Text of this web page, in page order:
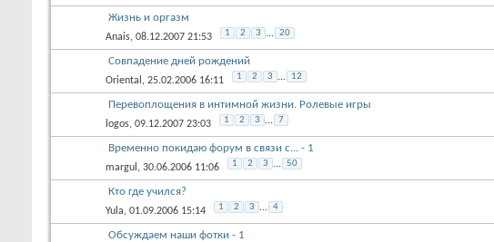
Жизнь и оргазм
Anais, 08.12.2007 21:53 1 2 3 ... 20
Совпадение дней рождений
Oriental , 25.02.2006 16:11 1 2 3 ... 12
Перевоплощения в интимной жизни. Ролевые игры
logos, 09.12.2007 23:03 1 2 3 ... 7
Временно покидаю форум в связи с... - 1
margul , 30.06.2006 11:06 1 2 3 ... 50
Кто где учился?
Yula, 01.09.2006 15:14 1 2 3 ... 4
Обсуждаем наши фотки - 1